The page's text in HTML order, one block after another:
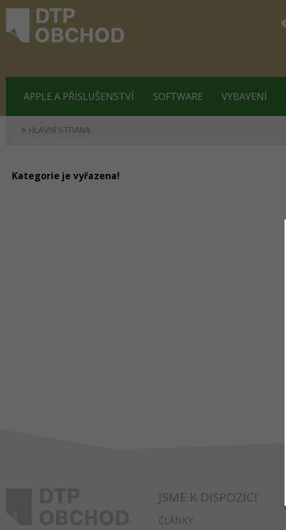
APPLE A PŘÍSLUŠENSTVÍ SOFTWARE VYBAVENÍ
HLAVNÍ STRANA
Kategorie je vyřazena!
JSME K DISPOZICI
ČLÁNKY